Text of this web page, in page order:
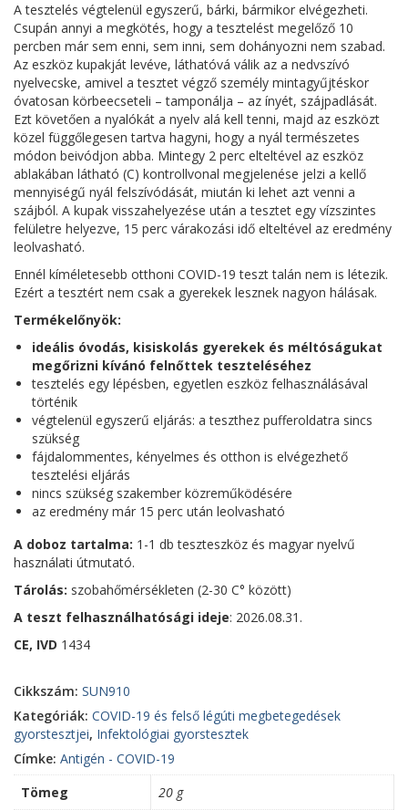
A tesztelés végtelenül egyszerű, bárki, bármikor elvégezheti.
Csupán annyi a megkötés, hogy a tesztelést megelőző 10
percben már sem enni, sem inni, sem dohányozni nem szabad.
Az eszköz kupakját levéve, láthatóvá válik az a nedvszívó
nyelvecske, amivel a tesztet végző személy mintagyűjtéskor
óvatosan körbeecseteli – tamponálja – az ínyét, szájpadlását.
Ezt követően a nyalókát a nyelv alá kell tenni, majd az eszközt
közel függőlegesen tartva hagyni, hogy a nyál természetes
módon beivódjon abba. Mintegy 2 perc elteltével az eszköz
ablakában látható (C) kontrollvonal megjelenése jelzi a kellő
mennyiségű nyál felszívódását, miután ki lehet azt venni a
szájból. A kupak visszahelyezése után a tesztet egy vízszintes
felületre helyezve, 15 perc várakozási idő elteltével az eredmény
leolvasható.
Ennél kíméletesebb otthoni COVID-19 teszt talán nem is létezik.
Ezért a tesztért nem csak a gyerekek lesznek nagyon hálásak.
Termékelőnyök:
ideális óvodás, kisiskolás gyerekek és méltóságukat
megőrizni kívánó felnőttek teszteléséhez
tesztelés egy lépésben, egyetlen eszköz felhasználásával
történik
végtelenül egyszerű eljárás: a teszthez pufferoldatra sincs
szükség
fájdalommentes, kényelmes és otthon is elvégezhető
tesztelési eljárás
nincs szükség szakember közreműködésére
az eredmény már 15 perc után leolvasható
A doboz tartalma: 1-1 db teszteszköz és magyar nyelvű
használati útmutató.
Tárolás: szobahőmérsékleten (2-30 C° között)
A teszt felhasználhatósági ideje: 2026.08.31.
CE, IVD 1434
Cikkszám: SUN910
Kategóriák: COVID-19 és felső légúti megbetegedések
gyorstesztjei, Infektológiai gyorstesztek
Címke: Antigén - COVID-19
Tömeg
20 g